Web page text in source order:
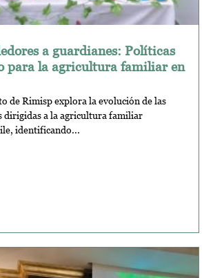
a guardianes: Políticas
para la agricultura familiar en
de Rimisp explora la evolución de las
dirigidas a la agricultura familiar
identificando...